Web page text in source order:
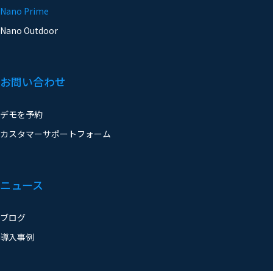
Nano Prime
Nano Outdoor
お問い合わせ
デモを予約
カスタマーサポートフォーム
ニュース
ブログ
導入事例